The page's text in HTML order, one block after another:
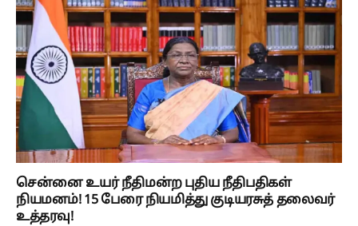
சென்னை உயர் நீதிமன்ற புதிய நீதிபதிகள்
நியமனம்! 15 பேரை நியமித்து குடியரசுத் தலைவர்
உத்தரவு!